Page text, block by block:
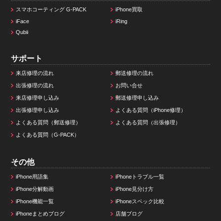
スマホコーティング G-PACK
iPhone買取
iFace
iRing
Qubii
サポート
来店修理の流れ 郵送修理の流れ
出張修理の流れ お問い合せ
来店修理申し込み 郵送修理申し込み
出張修理申し込み よくある質問（iPhone修理）
よくある質問（郵送修理） よくある質問（出張修理）
よくある質問（G-PACK）
その他
iPhone用語集 iPhoneトラブル一覧
iPhone分解動画 iPhone見分け方
iPhone機能一覧 iPhoneスペック比較
iPhoneまとめブログ 店舗ブログ